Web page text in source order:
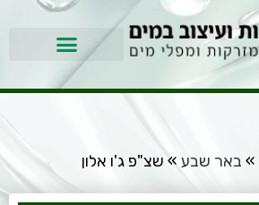
» באר שבע »שצ"פ ג'ו אלון